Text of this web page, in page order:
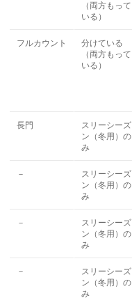
（両方もって
いる）
フルカウント
分けている
（両方もって
いる）
長門
スリーシーズ
ン（冬用）の
み
－
スリーシーズ
ン（冬用）の
み
－
スリーシーズ
ン（冬用）の
み
－
スリーシーズ
ン（冬用）の
み